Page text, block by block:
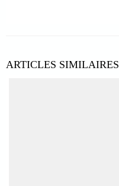
ARTICLES SIMILAIRES